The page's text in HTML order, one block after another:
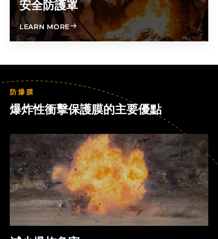
安全防護罩
LEARN MOREABOUT SAFETYSHIELD
防爆膜
爆炸性衝擊保護膜的主要優點